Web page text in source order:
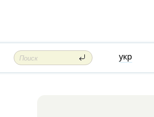
укр